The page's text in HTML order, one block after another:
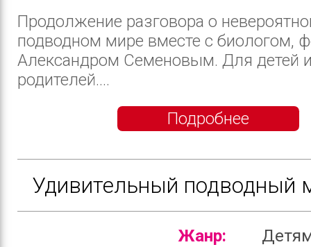
Продолжение разговора о
подводном мире вместе с биологом,
Александром Семеновым. Для детей
родителей....
Подробнее
Удивительный подводный
Жанр: